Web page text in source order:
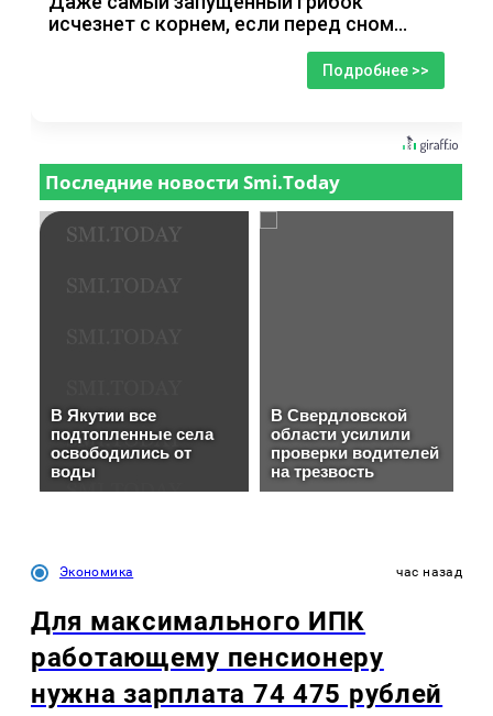
исчезнет с корнем, если перед сном…
Подробнее >>
Экономика час назад
Для максимального ИПК
работающему пенсионеру
нужна зарплата 74 475 рублей